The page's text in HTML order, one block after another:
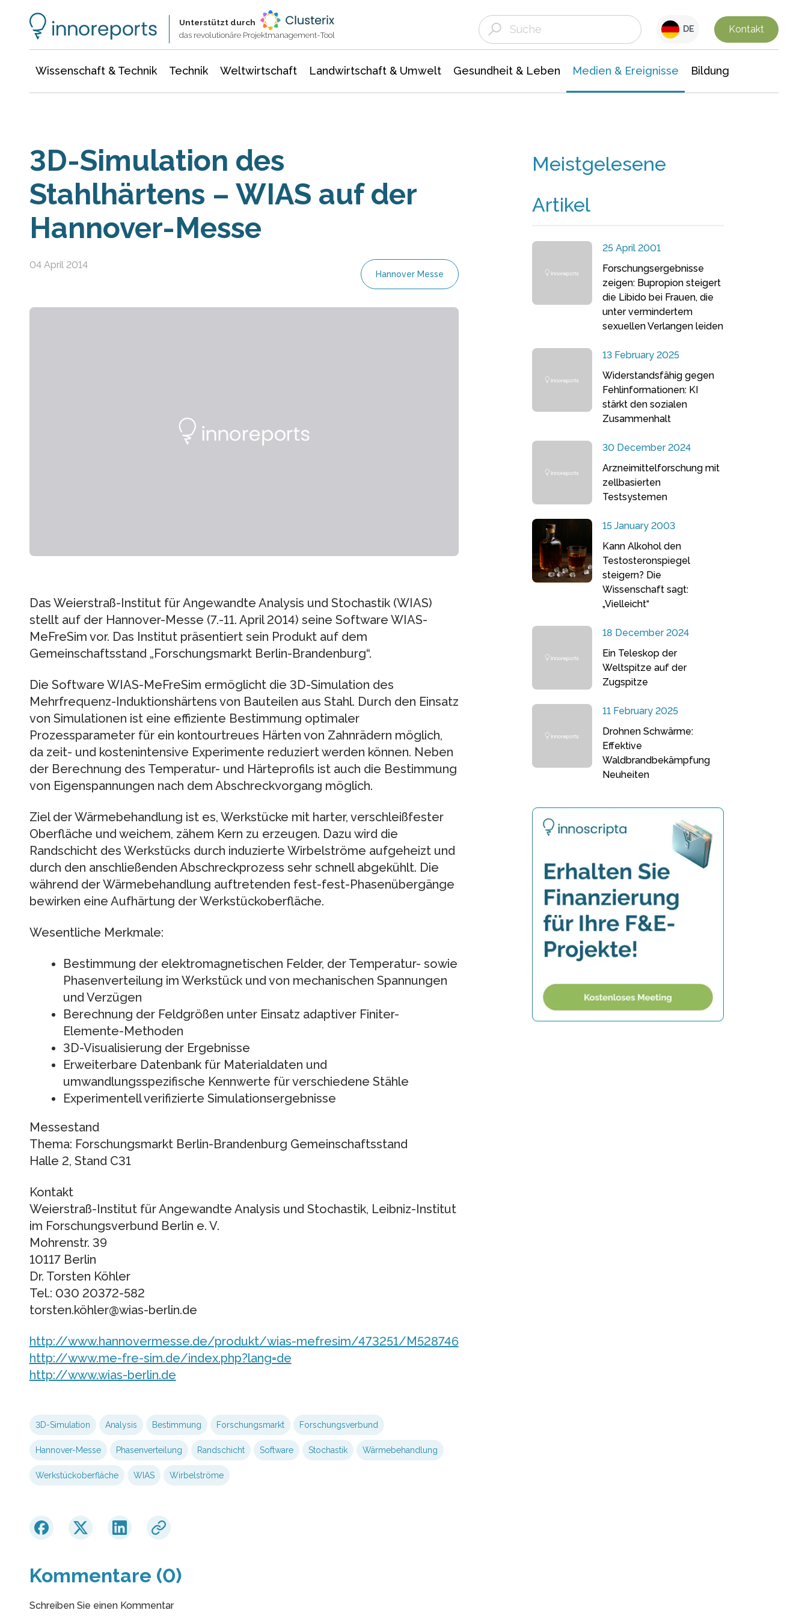
Unterstützt durch
das revolutionäre Projektmanagement-Tool
DE Kontakt
Wissenschaft & Technik Technik Weltwirtschaft Landwirtschaft & Umwelt Gesundheit & Leben Medien & Ereignisse Bildung
3D-Simulation des
Stahlhärtens – WIAS auf der
Hannover-Messe
04 April 2014
Hannover Messe
Das Weierstraß-Institut für Angewandte Analysis und Stochastik (WIAS)
stellt auf der Hannover-Messe (7.-11. April 2014) seine Software WIAS-
MeFreSim vor. Das Institut präsentiert sein Produkt auf dem
Gemeinschaftsstand „Forschungsmarkt Berlin-Brandenburg“.
Die Software WIAS-MeFreSim ermöglicht die 3D-Simulation des
Mehrfrequenz-Induktionshärtens von Bauteilen aus Stahl. Durch den Einsatz
von Simulationen ist eine effiziente Bestimmung optimaler
Prozessparameter für ein kontourtreues Härten von Zahnrädern möglich,
da zeit- und kostenintensive Experimente reduziert werden können. Neben
der Berechnung des Temperatur- und Härteprofils ist auch die Bestimmung
von Eigenspannungen nach dem Abschreckvorgang möglich.
Ziel der Wärmebehandlung ist es, Werkstücke mit harter, verschleißfester
Oberfläche und weichem, zähem Kern zu erzeugen. Dazu wird die
Randschicht des Werkstücks durch induzierte Wirbelströme aufgeheizt und
durch den anschließenden Abschreckprozess sehr schnell abgekühlt. Die
während der Wärmebehandlung auftretenden fest-fest-Phasenübergänge
bewirken eine Aufhärtung der Werkstückoberfläche.
Wesentliche Merkmale:
Bestimmung der elektromagnetischen Felder, der Temperatur- sowie
Phasenverteilung im Werkstück und von mechanischen Spannungen
und Verzügen
Berechnung der Feldgrößen unter Einsatz adaptiver Finiter-
Elemente-Methoden
3D-Visualisierung der Ergebnisse
Erweiterbare Datenbank für Materialdaten und
umwandlungsspezifische Kennwerte für verschiedene Stähle
Experimentell verifizierte Simulationsergebnisse
Messestand
Thema: Forschungsmarkt Berlin-Brandenburg Gemeinschaftsstand
Halle 2, Stand C31
Kontakt
Weierstraß-Institut für Angewandte Analysis und Stochastik, Leibniz-Institut
im Forschungsverbund Berlin e. V.
Mohrenstr. 39
10117 Berlin
Dr. Torsten Köhler
Tel.: 030 20372-582
torsten.köhler@wias-berlin.de
http://www.hannovermesse.de/produkt/wias-mefresim/473251/M528746
http://www.me-fre-sim.de/index.php?lang=de
http://www.wias-berlin.de
3D-Simulation Analysis Bestimmung Forschungsmarkt Forschungsverbund
Hannover-Messe Phasenverteilung Randschicht Software Stochastik Wärmebehandlung
Werkstückoberfläche WIAS Wirbelströme
Kommentare (0)
Schreiben Sie einen Kommentar
Meistgelesene
Artikel
25 April 2001
Forschungsergebnisse
zeigen: Bupropion steigert
die Libido bei Frauen, die
unter vermindertem
sexuellen Verlangen leiden
13 February 2025
Widerstandsfähig gegen
Fehlinformationen: KI
stärkt den sozialen
Zusammenhalt
30 December 2024
Arzneimittelforschung mit
zellbasierten
Testsystemen
15 January 2003
Kann Alkohol den
Testosteronspiegel
steigern? Die
Wissenschaft sagt:
„Vielleicht“
18 December 2024
Ein Teleskop der
Weltspitze auf der
Zugspitze
11 February 2025
Drohnen Schwärme:
Effektive
Waldbrandbekämpfung
Neuheiten